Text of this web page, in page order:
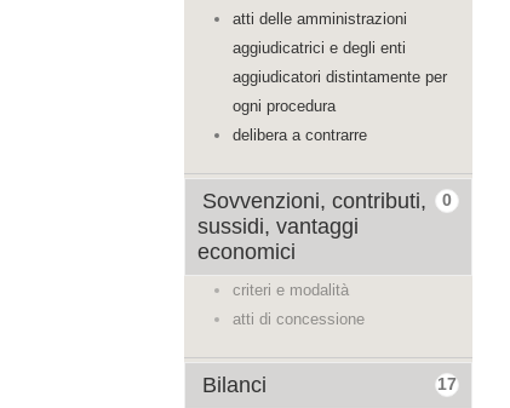
atti delle amministrazioni
aggiudicatrici e degli enti
aggiudicatori distintamente per
ogni procedura
delibera a contrarre
0
Sovvenzioni, contributi,
sussidi, vantaggi
economici
criteri e modalità
atti di concessione
17
Bilanci